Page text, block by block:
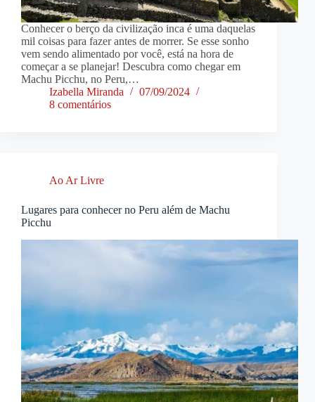
Conhecer o berço da civilização inca é uma daquelas
mil coisas para fazer antes de morrer. Se esse sonho
vem sendo alimentado por você, está na hora de
começar a se planejar! Descubra como chegar em
Machu Picchu, no Peru,…
Izabella Miranda
07/09/2024
8 comentários
Ao Ar Livre
Lugares para conhecer no Peru além de Machu
Picchu